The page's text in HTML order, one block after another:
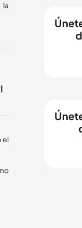
la
el